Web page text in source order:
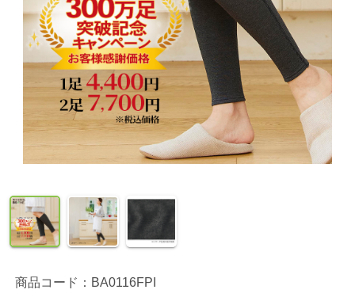
商品コード：BA0116FPI